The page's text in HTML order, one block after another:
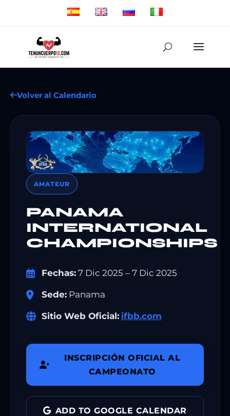
Volver al Calendario
AMATEUR
PANAMA
INTERNATIONAL
CHAMPIONSHIPS
Fechas: 7 Dic 2025 – 7 Dic 2025
Sede: Panama
Sitio Web Oficial: ifbb.com
INSCRIPCIÓN OFICIAL AL
CAMPEONATO
ADD TO GOOGLE CALENDAR